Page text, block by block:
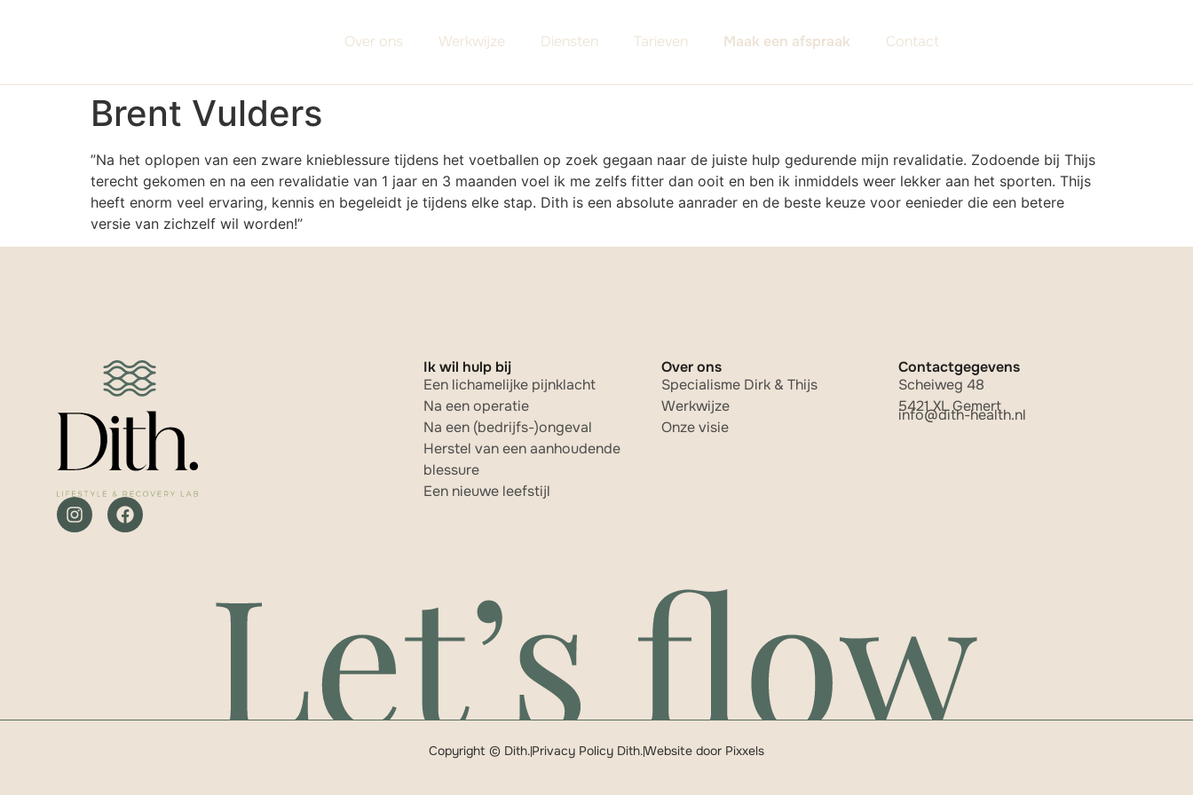
Over ons Werkwijze Diensten Tarieven Maak een afspraak Contact
Brent Vulders
”Na het oplopen van een zware knieblessure tijdens het voetballen op zoek gegaan naar de juiste hulp gedurende mijn revalidatie. Zodoende bij Thijs
terecht gekomen en na een revalidatie van 1 jaar en 3 maanden voel ik me zelfs fitter dan ooit en ben ik inmiddels weer lekker aan het sporten. Thijs
heeft enorm veel ervaring, kennis en begeleidt je tijdens elke stap. Dith is een absolute aanrader en de beste keuze voor eenieder die een betere
versie van zichzelf wil worden!”
Ik wil hulp bij
Een lichamelijke pijnklacht
Na een operatie
Na een (bedrijfs-)ongeval
Herstel van een aanhoudende
blessure
Een nieuwe leefstijl
Over ons
Specialisme Dirk & Thijs
Werkwijze
Onze visie
Contactgegevens
Scheiweg 48
5421 XL Gemert
info@dith-health.nl
Copyright © Dith.Privacy Policy Dith.Website door Pixxels